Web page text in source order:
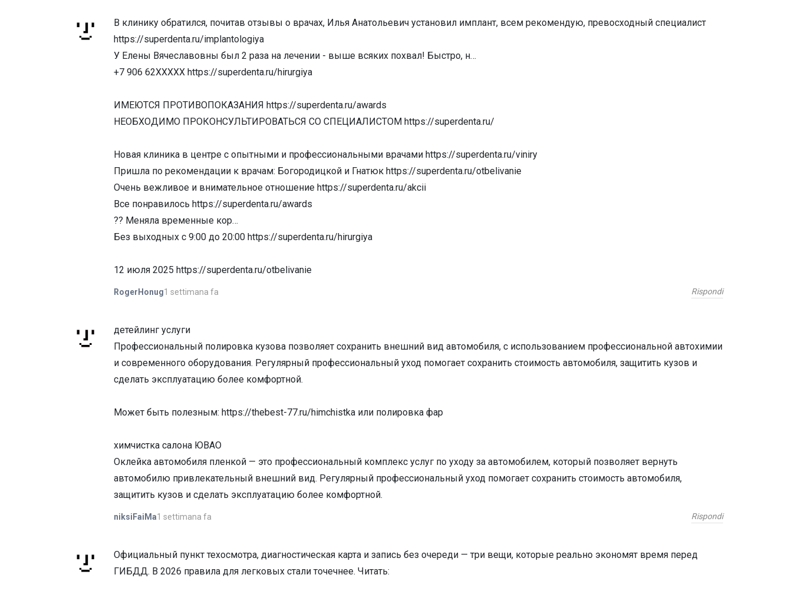
В клинику обратился, почитав отзывы о врачах, Илья Анатольевич установил имплант, всем рекомендую, превосходный специалист
https://superdenta.ru/implantologiya
У Елены Вячеславовны был 2 раза на лечении - выше всяких похвал! Быстро, н…
+7 906 62XXXXX https://superdenta.ru/hirurgiya
ИМЕЮТСЯ ПРОТИВОПОКАЗАНИЯ https://superdenta.ru/awards
НЕОБХОДИМО ПРОКОНСУЛЬТИРОВАТЬСЯ СО СПЕЦИАЛИСТОМ https://superdenta.ru/
Новая клиника в центре с опытными и профессиональными врачами https://superdenta.ru/viniry
Пришла по рекомендации к врачам: Богородицкой и Гнатюк https://superdenta.ru/otbelivanie
Очень вежливое и внимательное отношение https://superdenta.ru/akcii
Все понравилось https://superdenta.ru/awards
?? Меняла временные кор…
Без выходных с 9:00 до 20:00 https://superdenta.ru/hirurgiya
12 июля 2025 https://superdenta.ru/otbelivanie
RogerHonug1 settimana fa Rispondi
детейлинг услуги
Профессиональный полировка кузова позволяет сохранить внешний вид автомобиля, с использованием профессиональной автохимии
и современного оборудования. Регулярный профессиональный уход помогает сохранить стоимость автомобиля, защитить кузов и
сделать эксплуатацию более комфортной.
Может быть полезным: https://thebest-77.ru/himchistka или полировка фар
химчистка салона ЮВАО
Оклейка автомобиля пленкой — это профессиональный комплекс услуг по уходу за автомобилем, который позволяет вернуть
автомобилю привлекательный внешний вид. Регулярный профессиональный уход помогает сохранить стоимость автомобиля,
защитить кузов и сделать эксплуатацию более комфортной.
niksiFaiMa1 settimana fa Rispondi
Официальный пункт техосмотра, диагностическая карта и запись без очереди — три вещи, которые реально экономят время перед
ГИБДД. В 2026 правила для легковых стали точечнее. Читать: